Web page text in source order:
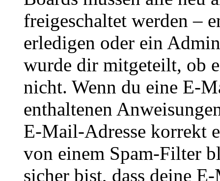
freigeschaltet werden –
erledigen oder ein
wurde dir mitgeteilt, ob
nicht. Wenn du eine E-
enthaltenen
E-Mail-Adresse korrekt
von einem Spam-Filter
sicher bist, dass deine